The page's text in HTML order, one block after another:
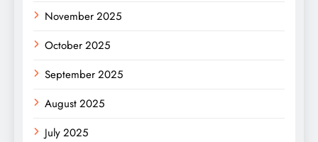
November 2025
October 2025
September 2025
August 2025
July 2025